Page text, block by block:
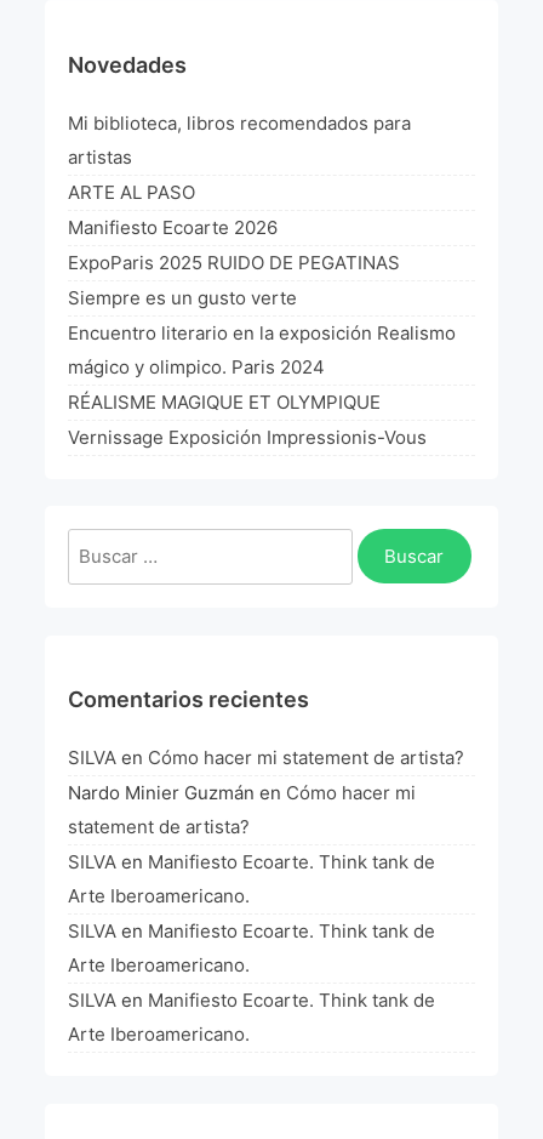
Novedades
Mi biblioteca, libros recomendados para
artistas
ARTE AL PASO
Manifiesto Ecoarte 2026
ExpoParis 2025 RUIDO DE PEGATINAS
Siempre es un gusto verte
Encuentro literario en la exposición Realismo
mágico y olimpico. Paris 2024
RÉALISME MAGIQUE ET OLYMPIQUE
Vernissage Exposición Impressionis-Vous
Buscar:
Comentarios recientes
SILVA en Cómo hacer mi statement de artista?
Nardo Minier Guzmán en Cómo hacer mi
statement de artista?
SILVA en Manifiesto Ecoarte. Think tank de
Arte Iberoamericano.
SILVA en Manifiesto Ecoarte. Think tank de
Arte Iberoamericano.
SILVA en Manifiesto Ecoarte. Think tank de
Arte Iberoamericano.